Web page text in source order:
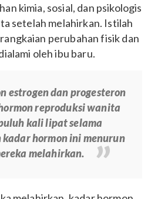
kimia, sosial, dan psikologis
setelah melahirkan. Istilah
perubahan fisik dan
oleh ibu baru.
estrogen dan progesteron
reproduksi wanita
kali lipat selama
hormon ini menurun
melahirkan.